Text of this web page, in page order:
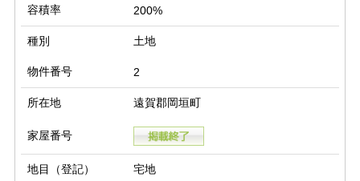
容積率 200%
種別 土地
物件番号 2
所在地 遠賀郡岡垣町
家屋番号
地目（登記） 宅地